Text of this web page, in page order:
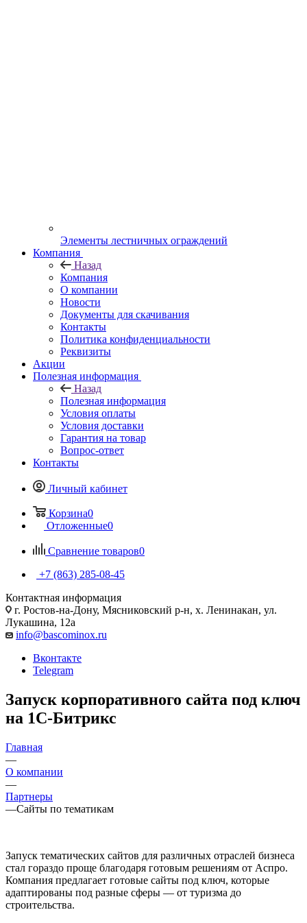
Элементы лестничных ограждений
Компания
Назад
Компания
О компании
Новости
Документы для скачивания
Контакты
Политика конфиденциальности
Реквизиты
Акции
Полезная информация
Назад
Полезная информация
Условия оплаты
Условия доставки
Гарантия на товар
Вопрос-ответ
Контакты
Личный кабинет
Корзина0
Отложенные0
Сравнение товаров0
+7 (863) 285-08-45
Контактная информация
г. Ростов-на-Дону, Мясниковский р-н, х. Ленинакан, ул.
Лукашина, 12а
info@bascominox.ru
Вконтакте
Telegram
Запуск корпоративного сайта под ключ
на 1С-Битрикс
Главная
—
О компании
—
Партнеры
—Сайты по тематикам
Запуск тематических сайтов для различных отраслей бизнеса
стал гораздо проще благодаря готовым решениям от Аспро.
Компания предлагает готовые сайты под ключ, которые
адаптированы под разные сферы — от туризма до
строительства.